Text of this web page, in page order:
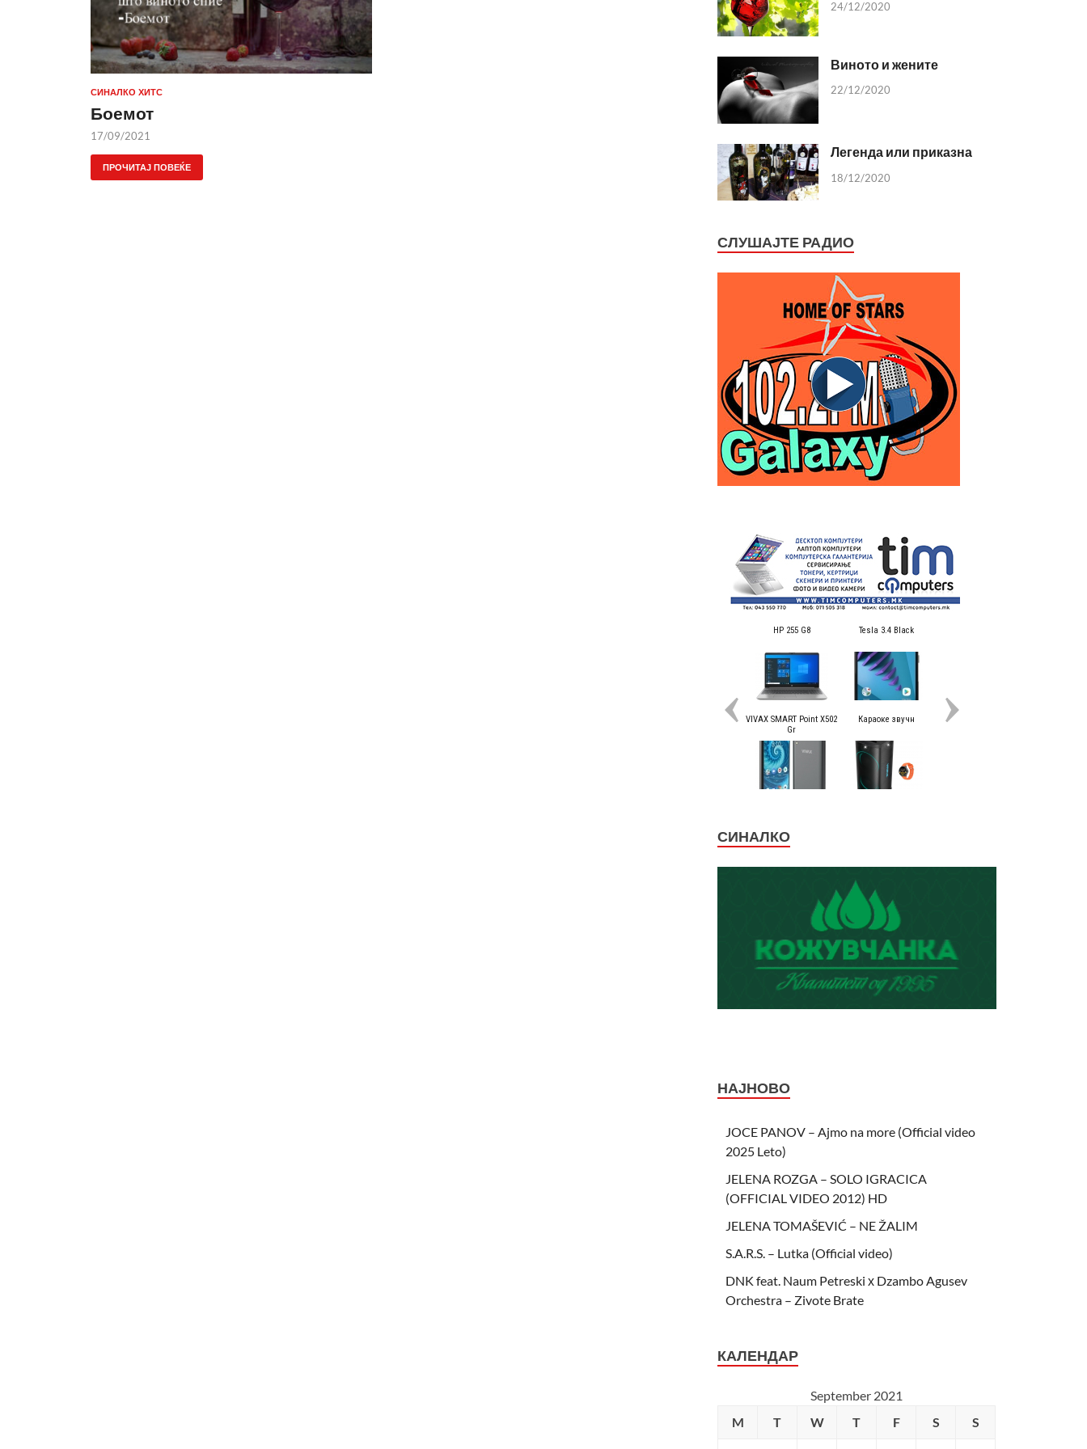
СИНАЛКО ХИТС
Боемот
17/09/2021
ПРОЧИТАЈ ПОВЕЌЕ
24/12/2020
Виното и жените
22/12/2020
Легенда или приказна
18/12/2020
СЛУШАЈТЕ РАДИО
СИНАЛКО
НАЈНОВО
JOCE PANOV – Ajmo na more (Official video
2025 Leto)
JELENA ROZGA – SOLO IGRACICA
(OFFICIAL VIDEO 2012) HD
JELENA TOMAŠEVIĆ – NE ŽALIM
S.A.R.S. – Lutka (Official video)
DNK feat. Naum Petreski х Dzambo Agusev
Orchestra – Zivote Brate
КАЛЕНДАР
September 2021
M
T W T F S S